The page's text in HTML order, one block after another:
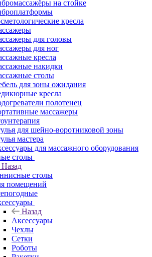
на стойке
кресла
для головы
для ног
кресла
накидки
столы
для зоны ожидания
кресла
полотенец
массажеры
для шейно-воротниковой зоны
мастера
для массажного оборудования
столы
Назад
столы
помещений
Назад
Аксессуары
Чехлы
Сетки
Роботы